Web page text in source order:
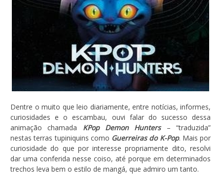
Dentre o muito que leio diariamente, entre notícias, informes,
curiosidades e o escambau, ouvi falar do sucesso dessa
animação chamada KPop Demon Hunters– “traduzida”
nestas terras tupiniquins como Guerreiras do K-Pop. Mais por
curiosidade do que por interesse propriamente dito, resolvi
dar uma conferida nesse coiso, até porque em determinados
trechos leva bem o estilo de mangá, que admiro um tanto.